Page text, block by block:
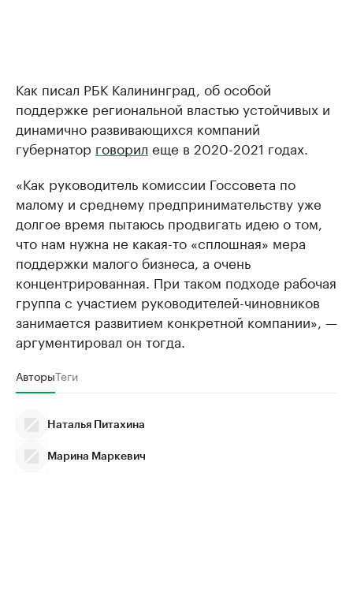
Как писал РБК Калининград, об особой
поддержке региональной властью устойчивых и
динамично развивающихся компаний
губернатор говорил еще в 2020-2021 годах.
«Как руководитель комиссии Госсовета по
малому и среднему предпринимательству уже
долгое время пытаюсь продвигать идею о том,
что нам нужна не какая-то «сплошная» мера
поддержки малого бизнеса, а очень
концентрированная. При таком подходе рабочая
группа с участием руководителей-чиновников
занимается развитием конкретной компании», —
аргументировал он тогда.
АвторыТеги
Наталья Питахина
Марина Маркевич